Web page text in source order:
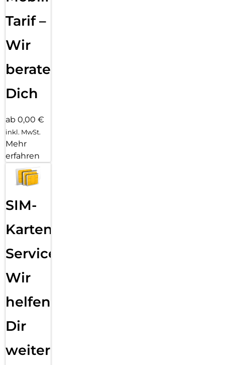
Tarif –
Wir
beraten
Dich
ab 0,00 €
inkl. MwSt.
Mehr
erfahren
SIM-
Karten
Service:
Wir
helfen
Dir
weiter